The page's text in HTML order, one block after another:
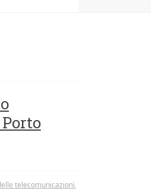
telecomunicazioni,